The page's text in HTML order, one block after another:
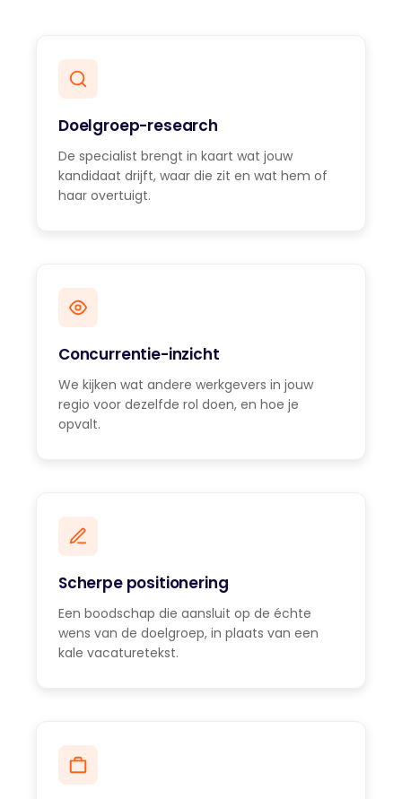
Doelgroep-research
De specialist brengt in kaart wat jouw
kandidaat drijft, waar die zit en wat hem of
haar overtuigt.
Concurrentie-inzicht
We kijken wat andere werkgevers in jouw
regio voor dezelfde rol doen, en hoe je
opvalt.
Scherpe positionering
Een boodschap die aansluit op de échte
wens van de doelgroep, in plaats van een
kale vacaturetekst.